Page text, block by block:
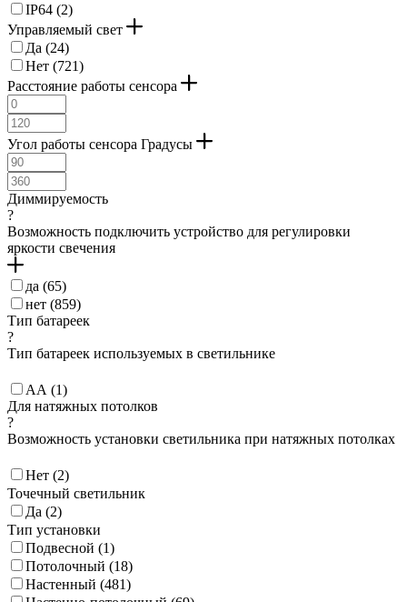
IP64 (2)
Управляемый свет
Да (24)
Нет (721)
Расстояние работы сенсора
Угол работы сенсора Градусы
Диммируемость
?
Возможность подключить устройство для регулировки
яркости свечения
да (65)
нет (859)
Тип батареек
?
Тип батареек используемых в светильнике
AA (1)
Для натяжных потолков
?
Возможность установки светильника при натяжных потолках
Нет (2)
Точечный светильник
Да (2)
Тип установки
Подвесной (1)
Потолочный (18)
Настенный (481)